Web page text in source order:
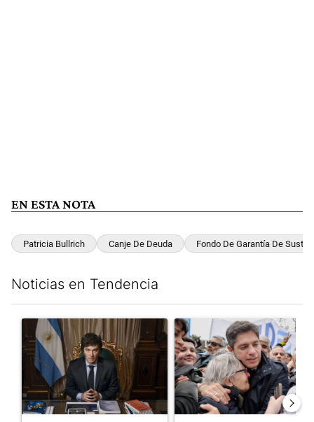
EN ESTA NOTA
Patricia Bullrich Canje De Deuda Fondo De Garantía De
Noticias en Tendencia
Un artículo de tendencia con el título "Milei, listo para 'atajar'
Un artículo de tendencia con